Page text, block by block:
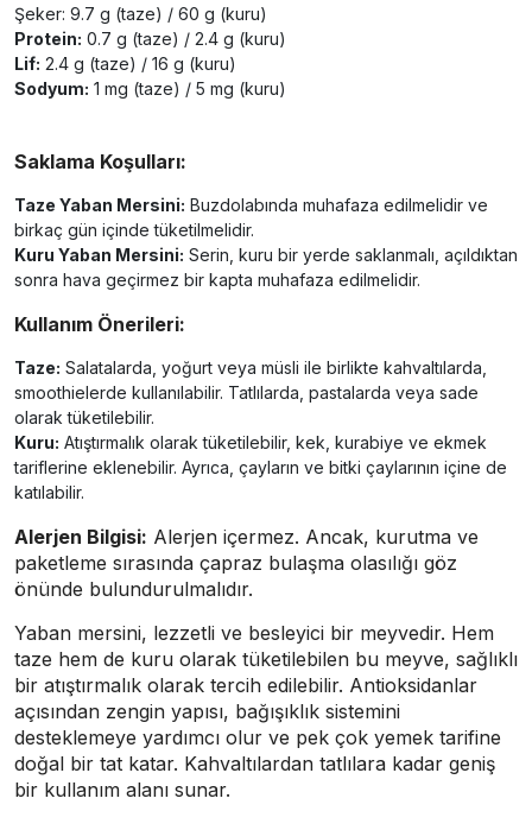
Şeker: 9.7 g (taze) / 60 g (kuru)
Protein: 0.7 g (taze) / 2.4 g (kuru)
Lif: 2.4 g (taze) / 16 g (kuru)
Sodyum: 1 mg (taze) / 5 mg (kuru)
Saklama Koşulları:
Taze Yaban Mersini: Buzdolabında muhafaza edilmelidir ve
birkaç gün içinde tüketilmelidir.
Kuru Yaban Mersini: Serin, kuru bir yerde saklanmalı, açıldıktan
sonra hava geçirmez bir kapta muhafaza edilmelidir.
Kullanım Önerileri:
Taze: Salatalarda, yoğurt veya müsli ile birlikte kahvaltılarda,
smoothielerde kullanılabilir. Tatlılarda, pastalarda veya sade
olarak tüketilebilir.
Kuru: Atıştırmalık olarak tüketilebilir, kek, kurabiye ve ekmek
tariflerine eklenebilir. Ayrıca, çayların ve bitki çaylarının içine de
katılabilir.
Alerjen Bilgisi: Alerjen içermez. Ancak, kurutma ve
paketleme sırasında çapraz bulaşma olasılığı göz
önünde bulundurulmalıdır.
Yaban mersini, lezzetli ve besleyici bir meyvedir. Hem
taze hem de kuru olarak tüketilebilen bu meyve, sağlıklı
bir atıştırmalık olarak tercih edilebilir. Antioksidanlar
açısından zengin yapısı, bağışıklık sistemini
desteklemeye yardımcı olur ve pek çok yemek tarifine
doğal bir tat katar. Kahvaltılardan tatlılara kadar geniş
bir kullanım alanı sunar.